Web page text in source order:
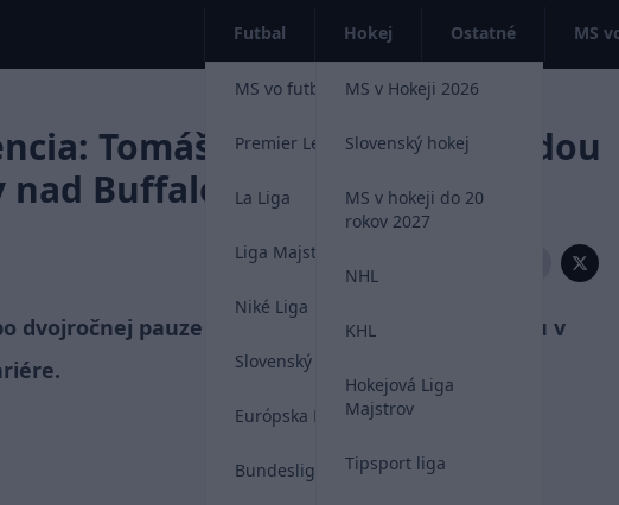
Futbal
MS vo futbale 2026
Premier League
La Liga
Liga Majstrov
Niké Liga
Slovenský futbal
Európska Liga
Bundesliga
Hokej
MS v Hokeji 2026
Slovenský hokej
MS v hokeji do 20
rokov 2027
NHL
KHL
Hokejová Liga
Majstrov
Tipsport liga
Ostatné MS
Tomáš Tatar prvou hviezdou
nad Buffalom
Zdieľať:
dvojročnej pauze znovu dostal na 20 gólovú métu v